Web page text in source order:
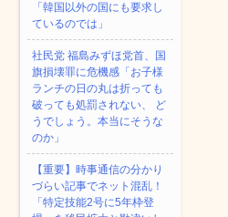
「韓国以外の国にも要求し
ているのでは」
社民党 福島みずほ党首、国
旗損壊罪に危機感「お子様
ランチの日の丸は折っても
破っても処罰されない、 ど
うでしょう。本当にそうな
のか」
【重要】時事通信の分かり
づらい記事でネット混乱！
「特定技能2号に5年枠登